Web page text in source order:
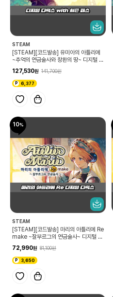
STEAM
[STEAM][코드발송] 유미아의 아틀리에
~추억의 연금술사와 창환의 땅~ 디지털 디
127,530 141,700
6,377
10
STEAM
[STEAM][코드발송] 마리의 아틀리에 Re
make ~잘부르그의 연금술사~ 디지털 디
72,990 81,100
3,650